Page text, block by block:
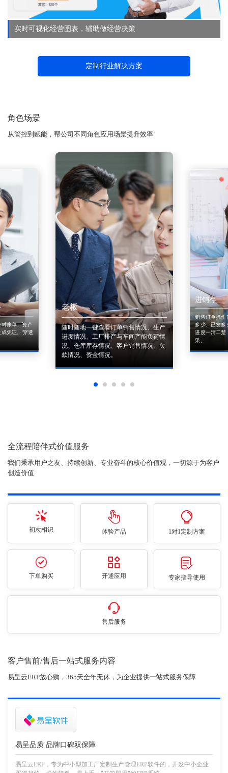
实时可视化经营图表，辅助做经营决策
定制行业解决方案
角色场景
从管控到赋能，帮公司不同角色应用场景提升效率
账单、资产
凭证。'穿透
老板
随时随地一键查看订单销售情况、生产
进度情况、工厂排产与车间产能负荷情
况、仓库库存情况、客户销售情况、欠
款情况、资金情况。
进销存
销售订单操作
多少、已发多
进度一清二楚
采。
全流程陪伴式价值服务
我们秉承用户之友、持续创新、专业奋斗的核心价值观，一切源于为客户
创造价值
初次相识 体验产品 1对1定制方案
下单购买 开通应用 专家指导使用
售后服务
客户售前/售后一站式服务内容
易呈云ERP放心购，365天全年无休，为企业提供一站式服务保障
易呈品质 品牌口碑双保障
易呈云ERP，专为中小型加工厂定制生产管理ERP软件的，开发中小企业